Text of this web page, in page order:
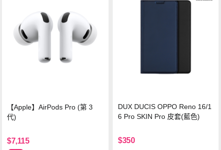
【Apple】AirPods Pro (第 3
代)
$7,115
DUX DUCIS OPPO Reno 16/1
6 Pro SKIN Pro 皮套(藍色)
$350